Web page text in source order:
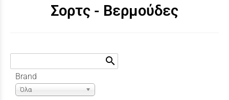
Σορτς - Βερμούδες
search
Brand
Όλα